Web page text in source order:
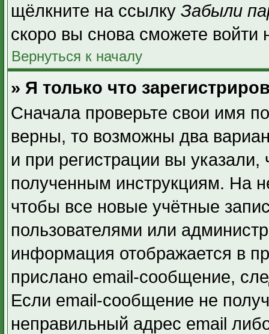
щёлкните на ссылку Забыли
скоро вы снова сможете
Вернуться к началу
» Я только что
Сначала проверьте свои имя
верны, то возможны два
и при регистрации вы
полученным инструкциям. На
чтобы все новые учётные
пользователями или
информация отображается в
прислано email-сообщение,
Если email-сообщение не
неправильный адрес email